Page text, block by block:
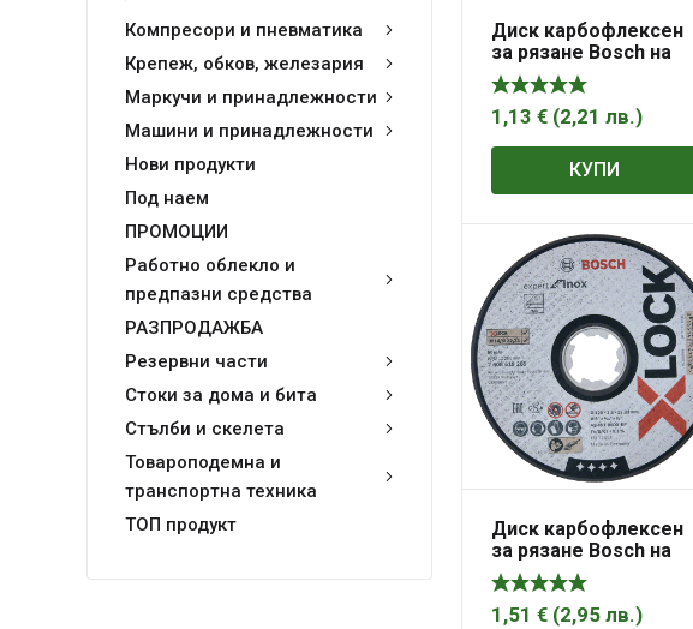
Компресори и пневматика
Крепеж, обков, железария
Маркучи и принадлежности
Машини и принадлежности
Нови продукти
Под наем
ПРОМОЦИИ
Работно облекло и
предпазни средства
РАЗПРОДАЖБА
Резервни части
Стоки за дома и бита
Стълби и скелета
Товароподемна и
транспортна техника
ТОП продукт
Диск карбофлексен
за рязане Bosch на
метал 125×22.23×2.5
мм, A30 S BF, прав,
Expert for Metal
1,13 € (2,21 лв.)
КУПИ
Диск карбофлексен
за рязане Bosch на
неръждаема
стомана 125 мм,
22.23 мм, 1.6 мм,
1,51 € (2,95 лв.)